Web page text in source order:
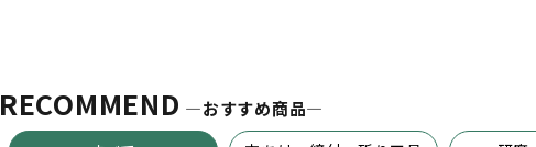
RECOMMEND ―おすすめ商品―